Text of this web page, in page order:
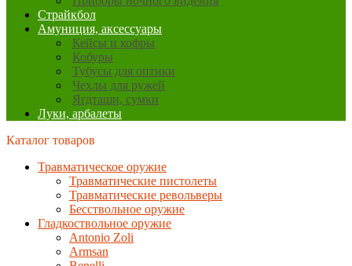
Страйкбол
Амуниция, аксессуары
Кейсы и кофры
Кобуры
Тубусы для оптики
Чехлы для ружей
Ягдташи, сумки
Луки, арбалеты
Каталог товаров
Травматическое оружие
Травматические пистолеты
Травматические револьверы
Бесствольное оружие
Гладкоствольное оружие
Antonio Zoli
Armsan